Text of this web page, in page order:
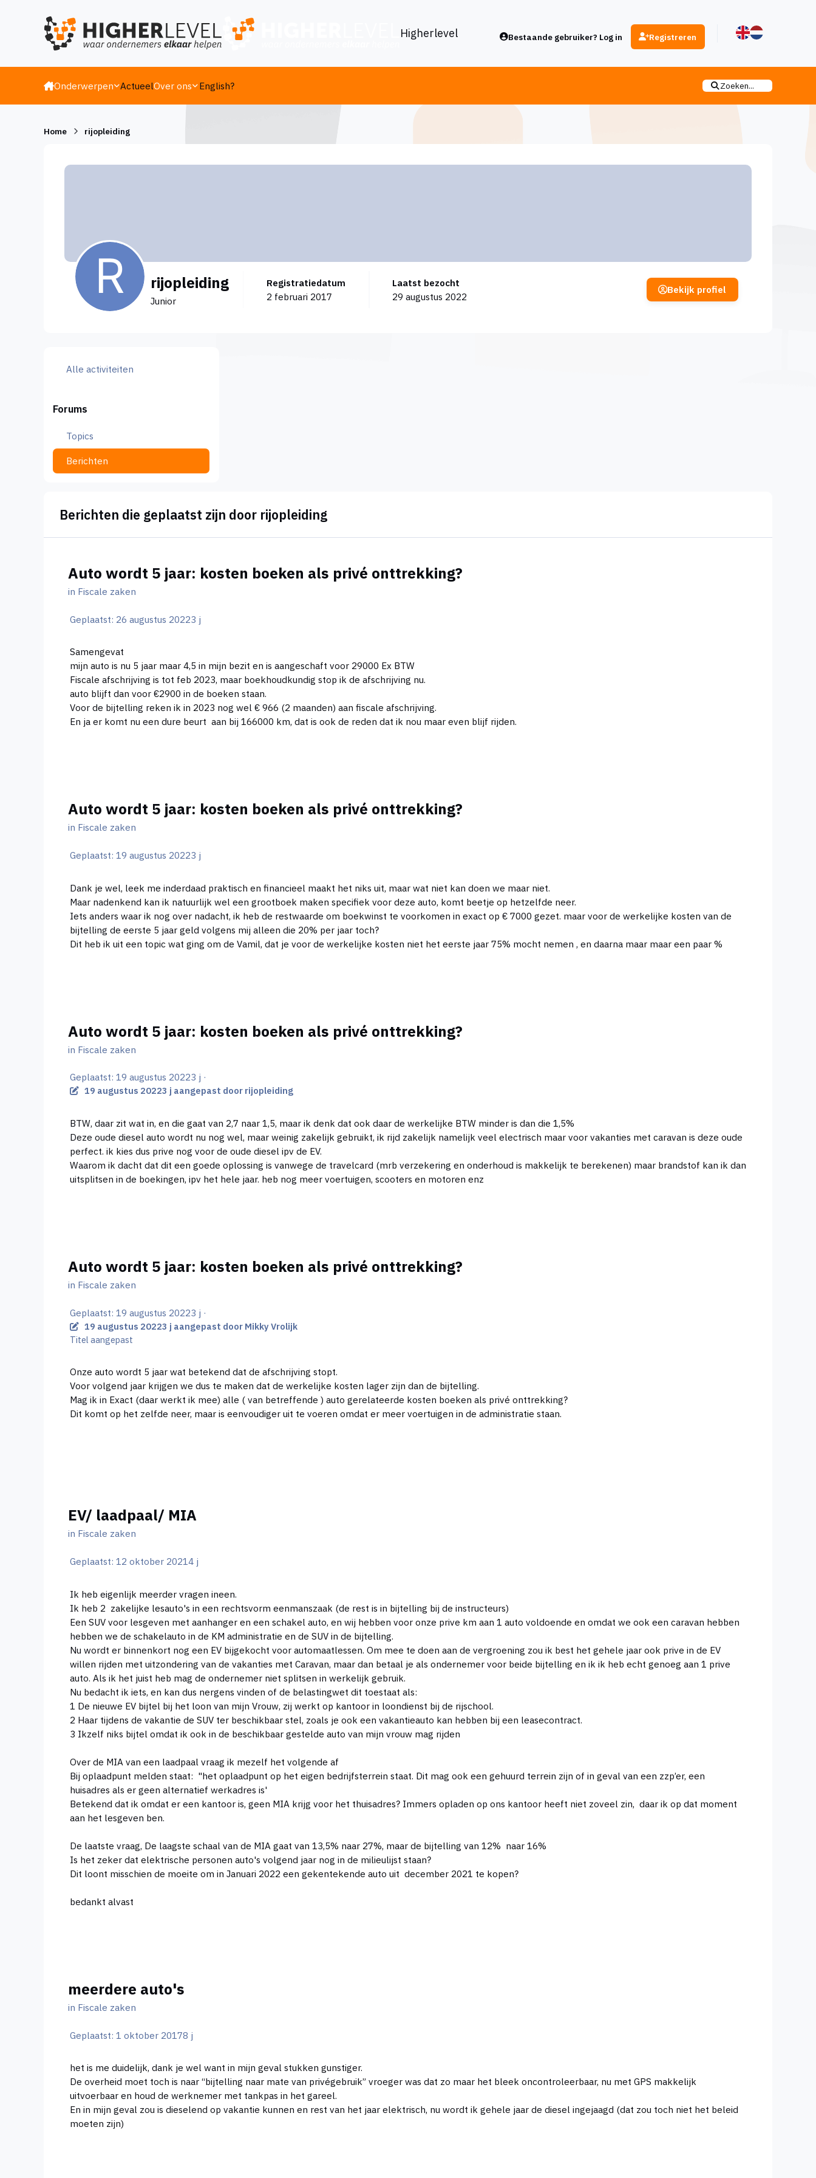
Higherlevel Bestaande gebruiker? Log in Registreren
Onderwerpen ActueelOver ons English? Zoeken...
Home rijopleiding
rijopleiding
Junior
Registratiedatum
2 februari 2017
Laatst bezocht
29 augustus 2022
Bekijk profiel
Alle activiteiten
Forums
Topics
Berichten
Berichten die geplaatst zijn door rijopleiding
Auto wordt 5 jaar: kosten boeken als privé onttrekking?
in Fiscale zaken
Geplaatst: 26 augustus 20223 j
Samengevat
mijn auto is nu 5 jaar maar 4,5 in mijn bezit en is aangeschaft voor 29000 Ex BTW
Fiscale afschrijving is tot feb 2023, maar boekhoudkundig stop ik de afschrijving nu.
auto blijft dan voor €2900 in de boeken staan.
Voor de bijtelling reken ik in 2023 nog wel € 966 (2 maanden) aan fiscale afschrijving.
En ja er komt nu een dure beurt aan bij 166000 km, dat is ook de reden dat ik nou maar even blijf rijden.
Auto wordt 5 jaar: kosten boeken als privé onttrekking?
in Fiscale zaken
Geplaatst: 19 augustus 20223 j
Dank je wel, leek me inderdaad praktisch en financieel maakt het niks uit, maar wat niet kan doen we maar niet.
Maar nadenkend kan ik natuurlijk wel een grootboek maken specifiek voor deze auto, komt beetje op hetzelfde neer.
Iets anders waar ik nog over nadacht, ik heb de restwaarde om boekwinst te voorkomen in exact op € 7000 gezet. maar voor de werkelijke kosten van de
bijtelling de eerste 5 jaar geld volgens mij alleen die 20% per jaar toch?
Dit heb ik uit een topic wat ging om de Vamil, dat je voor de werkelijke kosten niet het eerste jaar 75% mocht nemen , en daarna maar maar een paar %
Auto wordt 5 jaar: kosten boeken als privé onttrekking?
in Fiscale zaken
Geplaatst: 19 augustus 20223 j ·
19 augustus 20223 j aangepast door rijopleiding
BTW, daar zit wat in, en die gaat van 2,7 naar 1,5, maar ik denk dat ook daar de werkelijke BTW minder is dan die 1,5%
Deze oude diesel auto wordt nu nog wel, maar weinig zakelijk gebruikt, ik rijd zakelijk namelijk veel electrisch maar voor vakanties met caravan is deze oude
perfect. ik kies dus prive nog voor de oude diesel ipv de EV.
Waarom ik dacht dat dit een goede oplossing is vanwege de travelcard (mrb verzekering en onderhoud is makkelijk te berekenen) maar brandstof kan ik dan
uitsplitsen in de boekingen, ipv het hele jaar. heb nog meer voertuigen, scooters en motoren enz
Auto wordt 5 jaar: kosten boeken als privé onttrekking?
in Fiscale zaken
Geplaatst: 19 augustus 20223 j ·
19 augustus 20223 j aangepast door Mikky Vrolijk
Titel aangepast
Onze auto wordt 5 jaar wat betekend dat de afschrijving stopt.
Voor volgend jaar krijgen we dus te maken dat de werkelijke kosten lager zijn dan de bijtelling.
Mag ik in Exact (daar werkt ik mee) alle ( van betreffende ) auto gerelateerde kosten boeken als privé onttrekking?
Dit komt op het zelfde neer, maar is eenvoudiger uit te voeren omdat er meer voertuigen in de administratie staan.
EV/ laadpaal/ MIA
in Fiscale zaken
Geplaatst: 12 oktober 20214 j
Ik heb eigenlijk meerder vragen ineen.
Ik heb 2 zakelijke lesauto's in een rechtsvorm eenmanszaak (de rest is in bijtelling bij de instructeurs)
Een SUV voor lesgeven met aanhanger en een schakel auto, en wij hebben voor onze prive km aan 1 auto voldoende en omdat we ook een caravan hebben
hebben we de schakelauto in de KM administratie en de SUV in de bijtelling.
Nu wordt er binnenkort nog een EV bijgekocht voor automaatlessen. Om mee te doen aan de vergroening zou ik best het gehele jaar ook prive in de EV
willen rijden met uitzondering van de vakanties met Caravan, maar dan betaal je als ondernemer voor beide bijtelling en ik ik heb echt genoeg aan 1 prive
auto. Als ik het juist heb mag de ondernemer niet splitsen in werkelijk gebruik.
Nu bedacht ik iets, en kan dus nergens vinden of de belastingwet dit toestaat als:
1 De nieuwe EV bijtel bij het loon van mijn Vrouw, zij werkt op kantoor in loondienst bij de rijschool.
2 Haar tijdens de vakantie de SUV ter beschikbaar stel, zoals je ook een vakantieauto kan hebben bij een leasecontract.
3 Ikzelf niks bijtel omdat ik ook in de beschikbaar gestelde auto van mijn vrouw mag rijden
Over de MIA van een laadpaal vraag ik mezelf het volgende af
Bij oplaadpunt melden staat: "het oplaadpunt op het eigen bedrijfsterrein staat. Dit mag ook een gehuurd terrein zijn of in geval van een zzp’er, een
huisadres als er geen alternatief werkadres is'
Betekend dat ik omdat er een kantoor is, geen MIA krijg voor het thuisadres? Immers opladen op ons kantoor heeft niet zoveel zin, daar ik op dat moment
aan het lesgeven ben.
De laatste vraag, De laagste schaal van de MIA gaat van 13,5% naar 27%, maar de bijtelling van 12% naar 16%
Is het zeker dat elektrische personen auto's volgend jaar nog in de milieulijst staan?
Dit loont misschien de moeite om in Januari 2022 een gekentekende auto uit december 2021 te kopen?
bedankt alvast
meerdere auto's
in Fiscale zaken
Geplaatst: 1 oktober 20178 j
het is me duidelijk, dank je wel want in mijn geval stukken gunstiger.
De overheid moet toch is naar “bijtelling naar mate van privégebruik” vroeger was dat zo maar het bleek oncontroleerbaar, nu met GPS makkelijk
uitvoerbaar en houd de werknemer met tankpas in het gareel.
En in mijn geval zou is dieselend op vakantie kunnen en rest van het jaar elektrisch, nu wordt ik gehele jaar de diesel ingejaagd (dat zou toch niet het beleid
moeten zijn)